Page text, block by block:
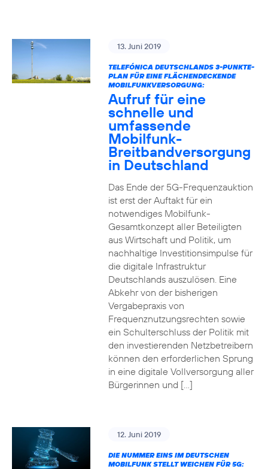
13. Juni 2019
TELEFÓNICA DEUTSCHLANDS 3-PUNKTE-
PLAN FÜR EINE FLÄCHENDECKENDE
MOBILFUNKVERSORGUNG:
Aufruf für eine
schnelle und
umfassende
Mobilfunk-
Breitbandversorgung
in Deutschland
Das Ende der 5G-Frequenzauktion
ist erst der Auftakt für ein
notwendiges Mobilfunk-
Gesamtkonzept aller Beteiligten
aus Wirtschaft und Politik, um
nachhaltige Investitionsimpulse für
die digitale Infrastruktur
Deutschlands auszulösen. Eine
Abkehr von der bisherigen
Vergabepraxis von
Frequenznutzungsrechten sowie
ein Schulterschluss der Politik mit
den investierenden Netzbetreibern
können den erforderlichen Sprung
in eine digitale Vollversorgung aller
Bürgerinnen und […]
12. Juni 2019
DIE NUMMER EINS IM DEUTSCHEN
MOBILFUNK STELLT WEICHEN FÜR 5G: